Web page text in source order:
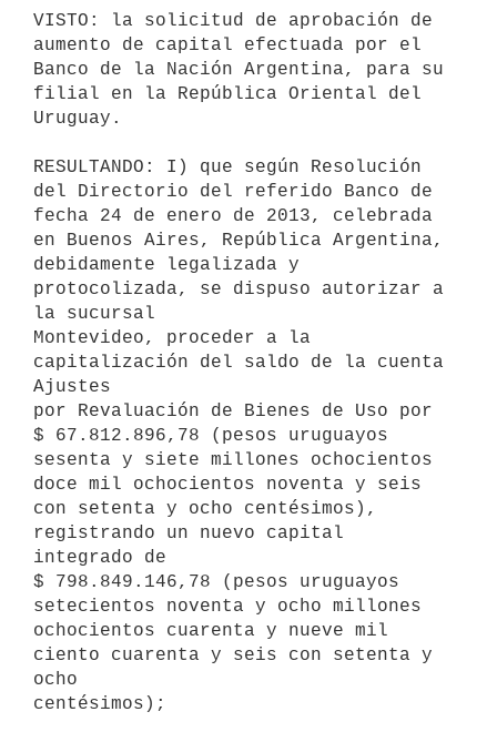
VISTO: la solicitud de aprobación de
aumento de capital efectuada por el
Banco de la Nación Argentina, para su
filial en la República Oriental del
Uruguay.
RESULTANDO: I) que según Resolución
del Directorio del referido Banco de
fecha 24 de enero de 2013, celebrada
en Buenos Aires, República Argentina,
debidamente legalizada y
protocolizada, se dispuso autorizar a
la sucursal
Montevideo, proceder a la
capitalización del saldo de la cuenta
Ajustes
por Revaluación de Bienes de Uso por
$ 67.812.896,78 (pesos uruguayos
sesenta y siete millones ochocientos
doce mil ochocientos noventa y seis
con setenta y ocho centésimos),
registrando un nuevo capital
integrado de
$ 798.849.146,78 (pesos uruguayos
setecientos noventa y ocho millones
ochocientos cuarenta y nueve mil
ciento cuarenta y seis con setenta y
ocho
centésimos);